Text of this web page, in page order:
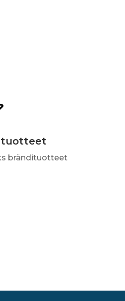
tuotteet
brändituotteet